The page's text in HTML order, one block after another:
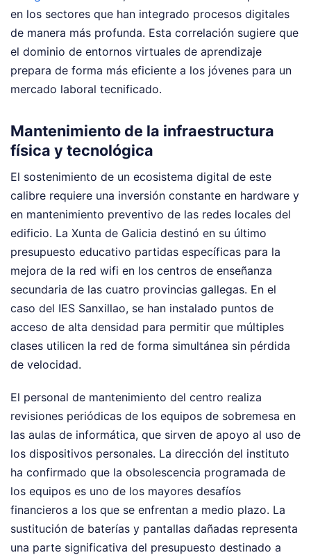
en los sectores que han integrado procesos digitales
de manera más profunda. Esta correlación sugiere que
el dominio de entornos virtuales de aprendizaje
prepara de forma más eficiente a los jóvenes para un
mercado laboral tecnificado.
Mantenimiento de la infraestructura
física y tecnológica
El sostenimiento de un ecosistema digital de este
calibre requiere una inversión constante en hardware y
en mantenimiento preventivo de las redes locales del
edificio. La Xunta de Galicia destinó en su último
presupuesto educativo partidas específicas para la
mejora de la red wifi en los centros de enseñanza
secundaria de las cuatro provincias gallegas. En el
caso del IES Sanxillao, se han instalado puntos de
acceso de alta densidad para permitir que múltiples
clases utilicen la red de forma simultánea sin pérdida
de velocidad.
El personal de mantenimiento del centro realiza
revisiones periódicas de los equipos de sobremesa en
las aulas de informática, que sirven de apoyo al uso de
los dispositivos personales. La dirección del instituto
ha confirmado que la obsolescencia programada de
los equipos es uno de los mayores desafíos
financieros a los que se enfrentan a medio plazo. La
sustitución de baterías y pantallas dañadas representa
una parte significativa del presupuesto destinado a